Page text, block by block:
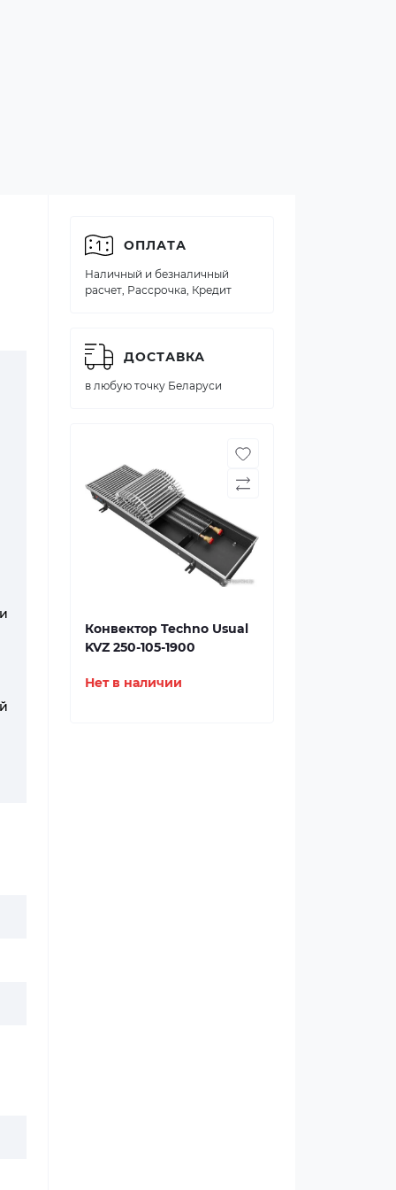
ОПЛАТА
Наличный и безналичный
расчет, Рассрочка, Кредит
ДОСТАВКА
в любую точку Беларуси
Конвектор Techno Usual
KVZ 250-105-1900
Нет в наличии